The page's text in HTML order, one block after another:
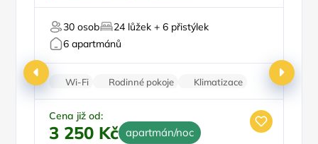
Pro cyklisty
Pro milovníky vína
30 osob
24 lůžek + 6 přistýlek
6 apartmánů
Wi-Fi Rodinné pokoje
Klimatizace
Vinotéka
Kamerový systém
Cena již od:
3 250 Kč apartmán/noc